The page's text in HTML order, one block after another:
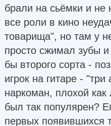
брали на сьёмки и не
все роли в кино
товарища", но там у
просто сжимал зубы
бы второго сорта -
игрок на гитаре -
наркоман, плохой
был так популярен?
первых появившихся